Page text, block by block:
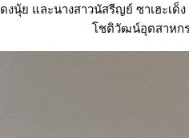
นุ้ย และนางสาวนัสรีญย์ ซาเฮะเ
โชติวัฒน์อุตสาหก